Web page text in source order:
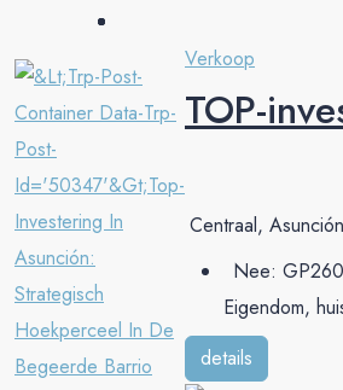
Verkoop
TOP-
Centraal,
Nee:
Eigendom,
details